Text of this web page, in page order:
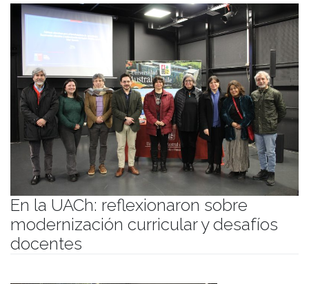
En la UACh: reflexionaron sobre
modernización curricular y desafíos
docentes